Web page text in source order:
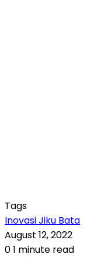
Tags
Inovasi Jiku Bata
August 12, 2022
01 minute read